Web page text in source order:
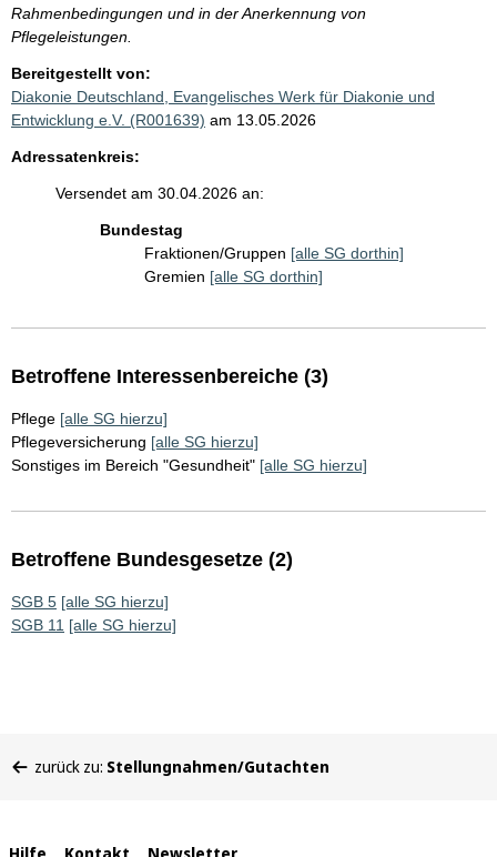
Rahmenbedingungen und in der Anerkennung von
Pflegeleistungen.
Bereitgestellt von:
Diakonie Deutschland, Evangelisches Werk für Diakonie und
Entwicklung e.V. (R001639) am 13.05.2026
Adressatenkreis:
Versendet am 30.04.2026 an:
Bundestag
Fraktionen/Gruppen [alle SG dorthin]
Gremien [alle SG dorthin]
Betroffene Interessenbereiche (3)
Pflege [alle SG hierzu]
Pflegeversicherung [alle SG hierzu]
Sonstiges im Bereich "Gesundheit" [alle SG hierzu]
Betroffene Bundesgesetze (2)
SGB 5 [alle SG hierzu]
SGB 11 [alle SG hierzu]
befinden
zurück zu: Stellungnahmen/Gutachten